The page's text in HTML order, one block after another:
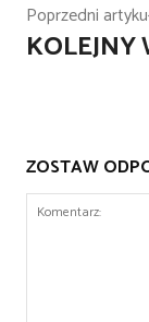
Poprzedni
KOLEJNY
ZOSTAW